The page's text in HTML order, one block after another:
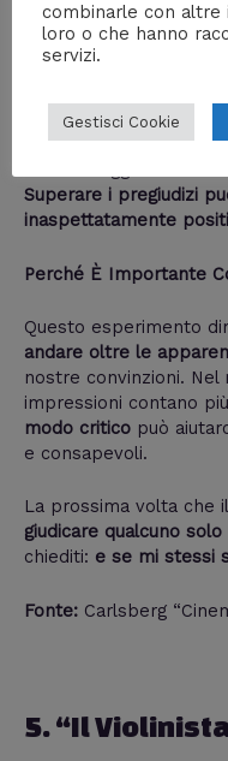
I pregiudizi
corretti.
Spesso vediamo ciò
Superare i pregiudizi
inaspettatamente
Perché È Importante
Questo esperimento
andare oltre le
nostre convinzioni.
impressioni contano
modo critico può
e consapevoli.
La prossima volta che
giudicare qualcuno
chiediti: e se mi stessi
Fonte: Carlsberg
5. “Il
combinarle con altre
loro o che hanno
servizi.
Gestisci Cookie